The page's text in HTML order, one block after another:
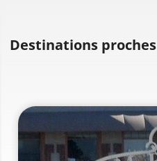
Destinations proches